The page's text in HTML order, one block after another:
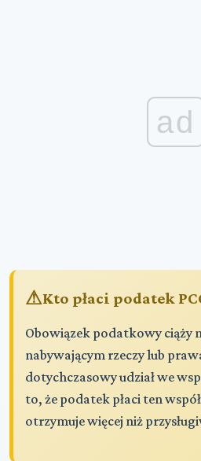
ad
Kto płaci podatek
Obowiązek podatkowy ciąży
nabywającym rzeczy lub
dotychczasowy udział we
to, że podatek płaci ten
otrzymuje więcej niż